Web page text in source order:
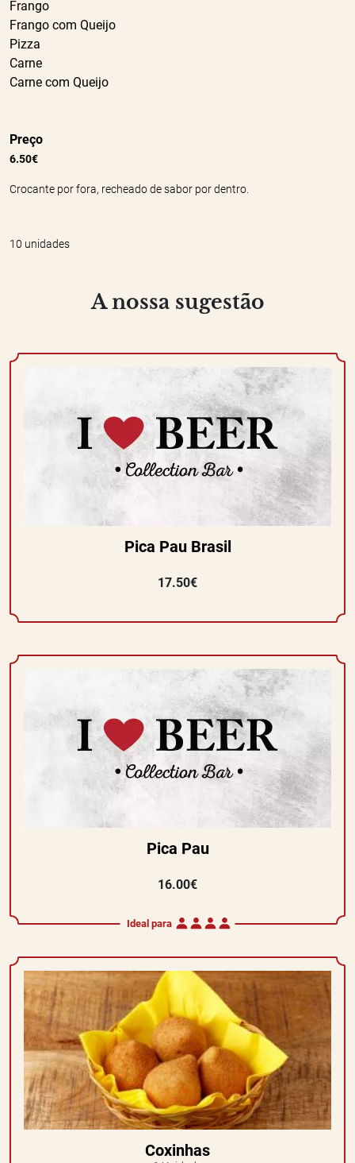
Frango
Frango com Queijo
Pizza
Carne
Carne com Queijo
Preço
6.50€
Crocante por fora, recheado de sabor por dentro.
10 unidades
A nossa sugestão
Pica Pau Brasil
17.50€
Pica Pau
16.00€
Ideal para
Coxinhas